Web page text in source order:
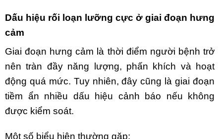
Dấu hiệu rối loạn lưỡng cực ở giai đoạn hưng
cảm
Giai đoạn hưng cảm là thời điểm người bệnh trở
nên tràn đầy năng lượng, phấn khích và hoạt
động quá mức. Tuy nhiên, đây cũng là giai đoạn
tiềm ẩn nhiều dấu hiệu cảnh báo nếu không
được kiểm soát.
Một số biểu hiện thường gặp: